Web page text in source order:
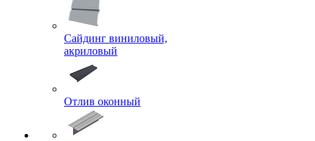
Сайдинг виниловый,
акриловый
Отлив оконный